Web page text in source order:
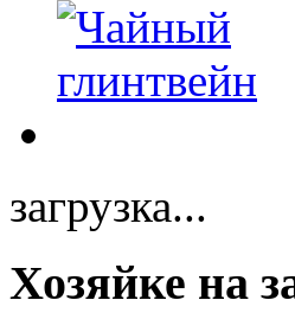
загрузка...
Хозяйке на